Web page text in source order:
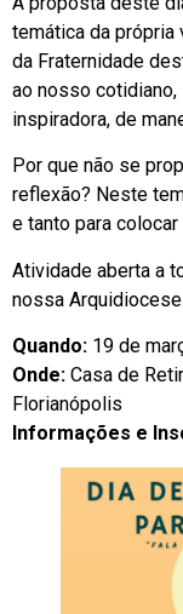
temática da própria
da Fraternidade
ao nosso
inspiradora, de
Por que não se
reflexão? Neste
e tanto para
Atividade aberta a
nossa Arquidiocese.
Quando: 19 de
Onde: Casa de
Florianópolis
Informações e